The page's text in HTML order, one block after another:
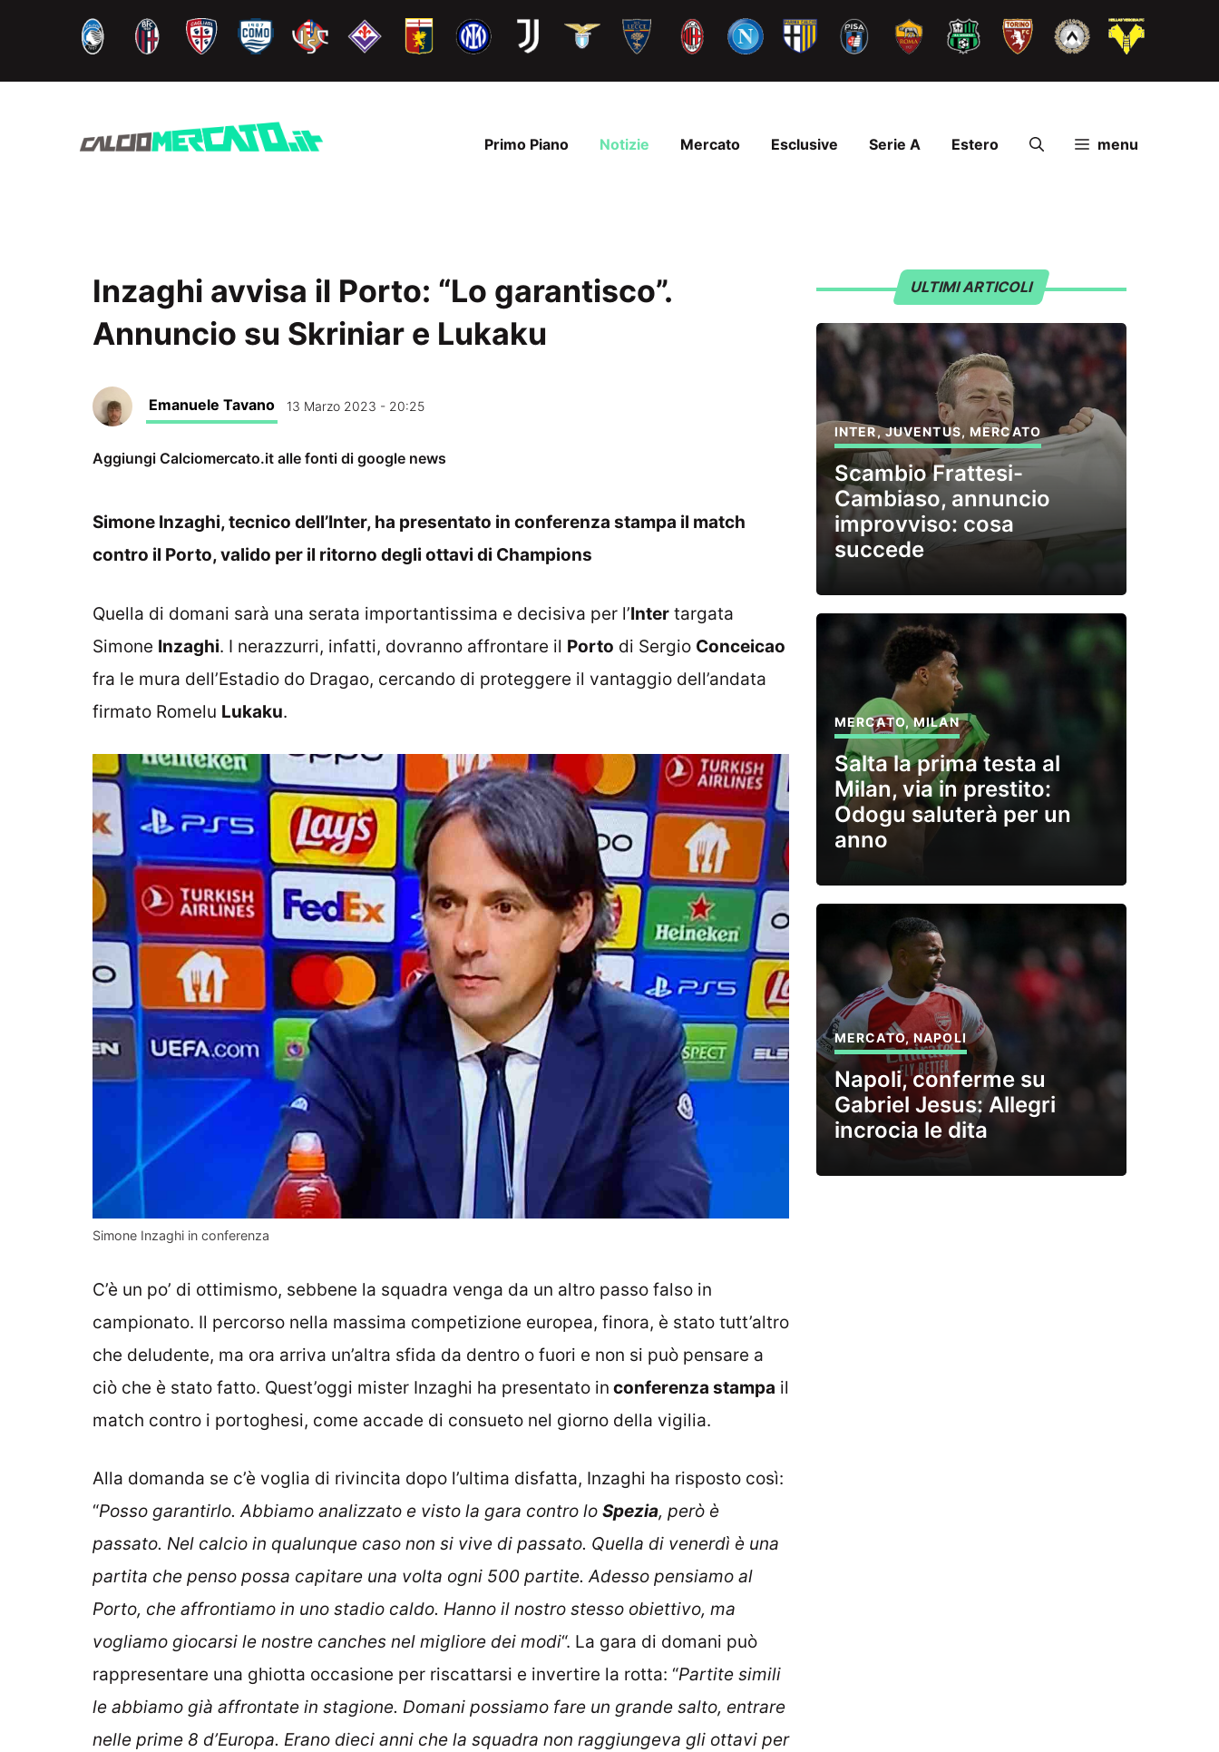
contenuto
Primo Piano Notizie Mercato Esclusive Serie A Estero menu
Inzaghi avvisa il Porto: “Lo garantisco”.
Annuncio su Skriniar e Lukaku
Emanuele Tavano 13 Marzo 2023 - 20:25
Aggiungi Calciomercato.it alle fonti di google news
Simone Inzaghi, tecnico dell’Inter, ha presentato in conferenza stampa il match
contro il Porto, valido per il ritorno degli ottavi di Champions
Quella di domani sarà una serata importantissima e decisiva per l’Inter targata
Simone Inzaghi. I nerazzurri, infatti, dovranno affrontare il Porto di Sergio Conceicao
fra le mura dell’Estadio do Dragao, cercando di proteggere il vantaggio dell’andata
firmato Romelu Lukaku.
Simone Inzaghi in conferenza
C’è un po’ di ottimismo, sebbene la squadra venga da un altro passo falso in
campionato. Il percorso nella massima competizione europea, finora, è stato tutt’altro
che deludente, ma ora arriva un’altra sfida da dentro o fuori e non si può pensare a
ciò che è stato fatto. Quest’oggi mister Inzaghi ha presentato in conferenza stampa il
match contro i portoghesi, come accade di consueto nel giorno della vigilia.
Alla domanda se c’è voglia di rivincita dopo l’ultima disfatta, Inzaghi ha risposto così:
“Posso garantirlo. Abbiamo analizzato e visto la gara contro lo Spezia, però è
passato. Nel calcio in qualunque caso non si vive di passato. Quella di venerdì è una
partita che penso possa capitare una volta ogni 500 partite. Adesso pensiamo al
Porto, che affrontiamo in uno stadio caldo. Hanno il nostro stesso obiettivo, ma
vogliamo giocarsi le nostre canches nel migliore dei modi“. La gara di domani può
rappresentare una ghiotta occasione per riscattarsi e invertire la rotta: “Partite simili
le abbiamo già affrontate in stagione. Domani possiamo fare un grande salto, entrare
nelle prime 8 d’Europa. Erano dieci anni che la squadra non raggiungeva gli ottavi per
ULTIMI ARTICOLI
INTER,JUVENTUS, MERCATO
Scambio Frattesi-
Cambiaso, annuncio
improvviso: cosa
succede
MERCATO,MILAN
Salta la prima testa al
Milan, via in prestito:
Odogu saluterà per un
anno
MERCATO,NAPOLI
Napoli, conferme su
Gabriel Jesus: Allegri
incrocia le dita